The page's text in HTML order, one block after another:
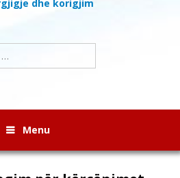
dhe korigjim
Menu